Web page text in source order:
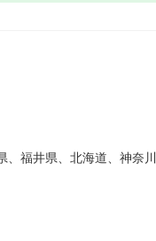
、福井県、北海道、神奈川